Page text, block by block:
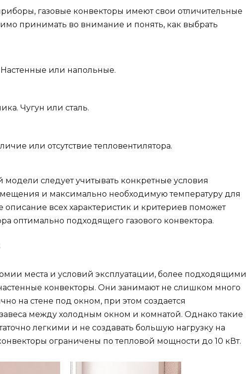
газовые конвекторы имеют свои отличительные
принимать во внимание и понять, как выбрать
или напольные.
Чугун или сталь.
или отсутствие тепловентилятора.
следует учитывать конкретные условия
и максимально необходимую температуру для
описание всех характеристик и критериев поможет
оптимально подходящего газового конвектора.
места и условий эксплуатации, более подходящими
конвекторы. Они занимают не слишком много
на стене под окном, при этом создается
между холодным окном и комнатой. Однако такие
легкими и не создавать большую нагрузку на
ограничены по тепловой мощности до 10 кВт.